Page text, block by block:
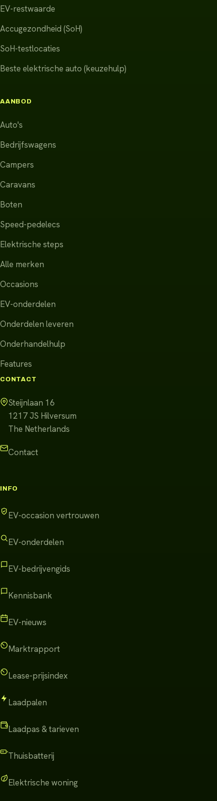
EV-restwaarde
Accugezondheid (SoH)
SoH-testlocaties
Beste elektrische auto (keuzehulp)
AANBOD
Auto's
Bedrijfswagens
Campers
Caravans
Boten
Speed-pedelecs
Elektrische steps
Alle merken
Occasions
EV-onderdelen
Onderdelen leveren
Onderhandelhulp
Features
CONTACT
Steijnlaan 16
1217 JS Hilversum
The Netherlands
Contact
INFO
EV-occasion vertrouwen
EV-onderdelen
EV-bedrijvengids
Kennisbank
EV-nieuws
Marktrapport
Lease-prijsindex
Laadpalen
Laadpas & tarieven
Thuisbatterij
Elektrische woning